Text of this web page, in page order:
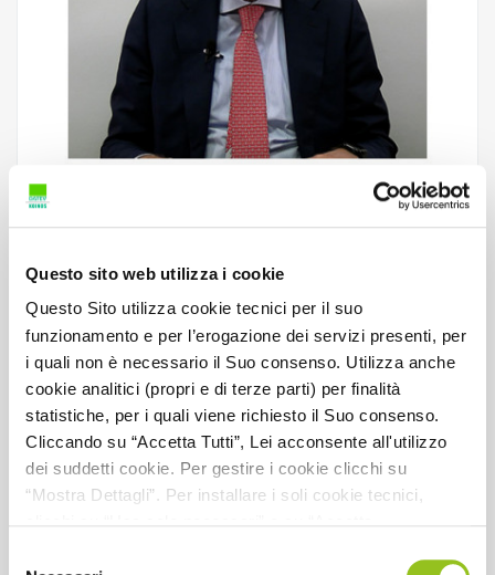
Questo sito web utilizza i cookie
Questo Sito utilizza cookie tecnici per il suo
funzionamento e per l’erogazione dei servizi presenti, per
i quali non è necessario il Suo consenso. Utilizza anche
cookie analitici (propri e di terze parti) per finalità
statistiche, per i quali viene richiesto il Suo consenso.
Cliccando su “Accetta Tutti”, Lei acconsente all'utilizzo
dei suddetti cookie. Per gestire i cookie clicchi su
“Mostra Dettagli”. Per installare i soli cookie tecnici,
partecipate
Relatore:F. de Leonardis
CFP:1
Dettaglio CFP:1 CFP non caratterizzante
Codice materia CNDCEC: C.7 BIS